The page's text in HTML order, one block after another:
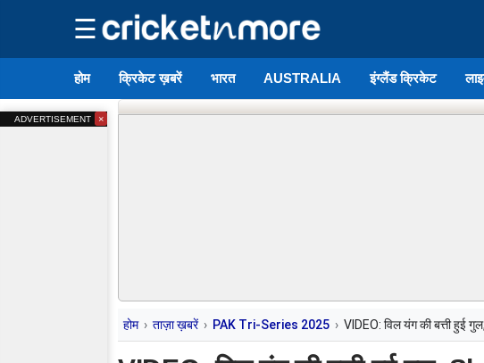
☰
होम क्रिकेट ख़बरें भारत AUSTRALIA इंग्लैंड क्रिकेट
होम ताज़ा ख़बरें PAK Tri-Series 2025 VIDEO: विल यंग की बत्ती
ADVERTISEMENT ×